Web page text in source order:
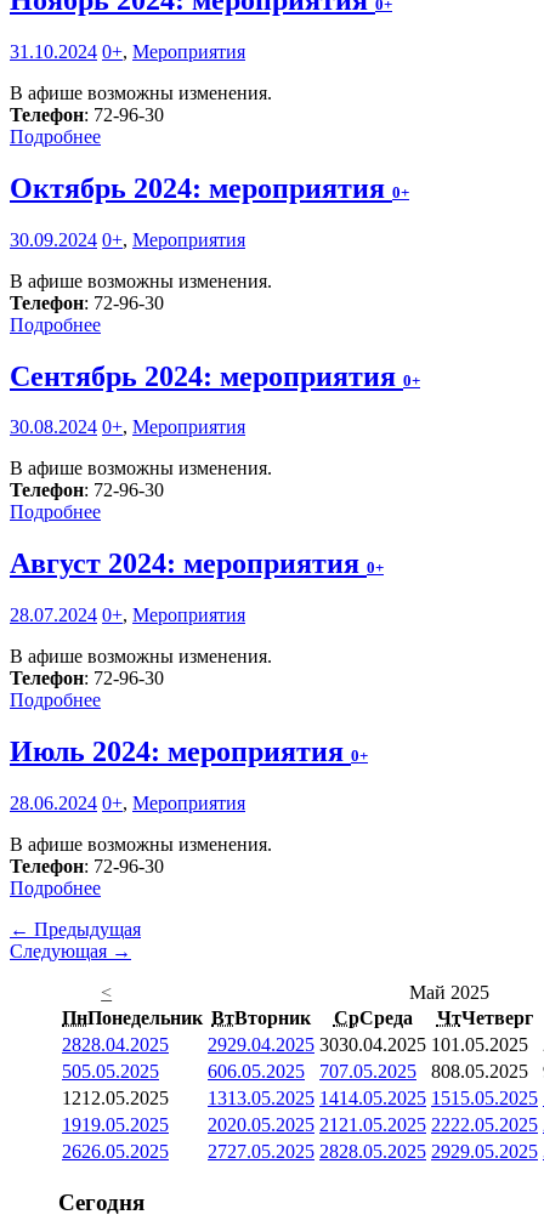
0+
31.10.2024 0+, Мероприятия
В афише возможны изменения.
Телефон: 72-96-30
Подробнее
Октябрь 2024: мероприятия 0+
30.09.2024 0+, Мероприятия
В афише возможны изменения.
Телефон: 72-96-30
Подробнее
Сентябрь 2024: мероприятия 0+
30.08.2024 0+, Мероприятия
В афише возможны изменения.
Телефон: 72-96-30
Подробнее
Август 2024: мероприятия 0+
28.07.2024 0+, Мероприятия
В афише возможны изменения.
Телефон: 72-96-30
Подробнее
Июль 2024: мероприятия 0+
28.06.2024 0+, Мероприятия
В афише возможны изменения.
Телефон: 72-96-30
Подробнее
← Предыдущая
Следующая →
<
Май 2025
ПнПонедельник ВтВторник СрСреда ЧтЧетверг
2828.04.2025 2929.04.2025 3030.04.2025 101.05.2025
505.05.2025 606.05.2025 707.05.2025 808.05.2025
1212.05.2025 1313.05.2025 1414.05.2025 1515.05.2025
1919.05.2025 2020.05.2025 21 21.05.2025 2222.05.2025
2626.05.2025 2727.05.2025 2828.05.2025 2929.05.2025
Сегодня